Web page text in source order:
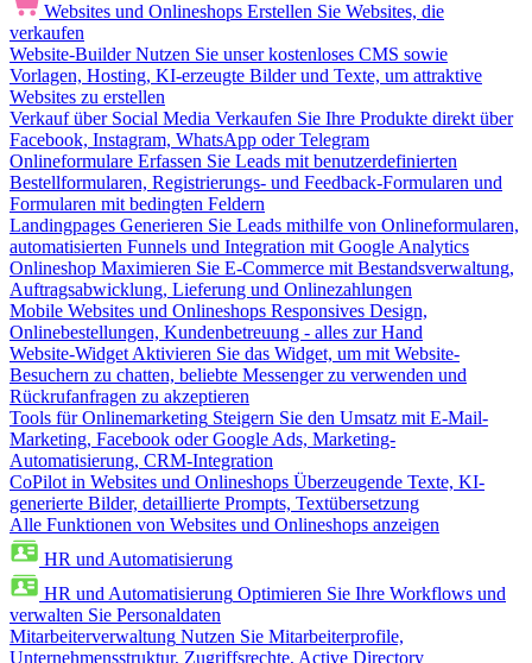
Websites und Onlineshops Erstellen Sie Websites, die
verkaufen
Website-Builder Nutzen Sie unser kostenloses CMS sowie
Vorlagen, Hosting, KI-erzeugte Bilder und Texte, um attraktive
Websites zu erstellen
Verkauf über Social Media Verkaufen Sie Ihre Produkte direkt über
Facebook, Instagram, WhatsApp oder Telegram
Onlineformulare Erfassen Sie Leads mit benutzerdefinierten
Bestellformularen, Registrierungs- und Feedback-Formularen und
Formularen mit bedingten Feldern
Landingpages Generieren Sie Leads mithilfe von Onlineformularen,
automatisierten Funnels und Integration mit Google Analytics
Onlineshop Maximieren Sie E-Commerce mit Bestandsverwaltung,
Auftragsabwicklung, Lieferung und Onlinezahlungen
Mobile Websites und Onlineshops Responsives Design,
Onlinebestellungen, Kundenbetreuung - alles zur Hand
Website-Widget Aktivieren Sie das Widget, um mit Website-
Besuchern zu chatten, beliebte Messenger zu verwenden und
Rückrufanfragen zu akzeptieren
Tools für Onlinemarketing Steigern Sie den Umsatz mit E-Mail-
Marketing, Facebook oder Google Ads, Marketing-
Automatisierung, CRM-Integration
CoPilot in Websites und Onlineshops Überzeugende Texte, KI-
generierte Bilder, detaillierte Prompts, Textübersetzung
Alle Funktionen von Websites und Onlineshops anzeigen
HR und Automatisierung
HR und Automatisierung Optimieren Sie Ihre Workflows und
verwalten Sie Personaldaten
Mitarbeiterverwaltung Nutzen Sie Mitarbeiterprofile,
Unternehmensstruktur, Zugriffsrechte, Active Directory